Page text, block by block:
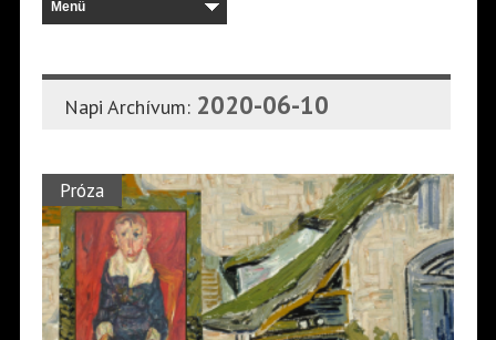
Napi Archívum: 2020-06-10
Próza